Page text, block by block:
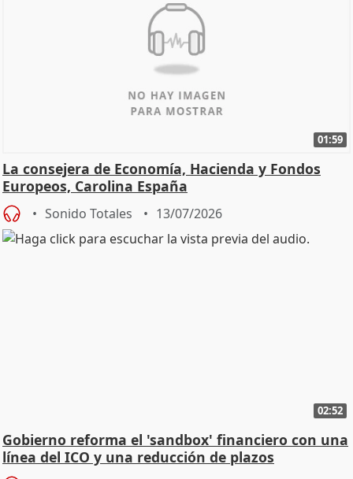
01:59
La consejera de Economía, Hacienda y Fondos
Europeos, Carolina España
Sonido Totales 13/07/2026
02:52
Gobierno reforma el 'sandbox' financiero con una
línea del ICO y una reducción de plazos